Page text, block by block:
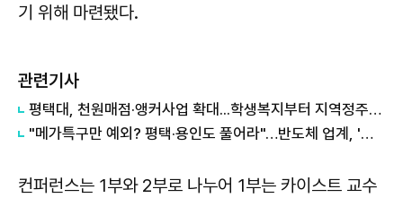
기 위해 마련됐다.
관련기사
평택대, 천원매점·앵커사업 확대...학생복지부터 지역정주까지 연결
"메가특구만 예외? 평택·용인도 풀어라"…반도체 업계, '반쪽 규제완화' 반발
컨퍼런스는 1부와 2부로 나누어 1부는 카이스트 교수